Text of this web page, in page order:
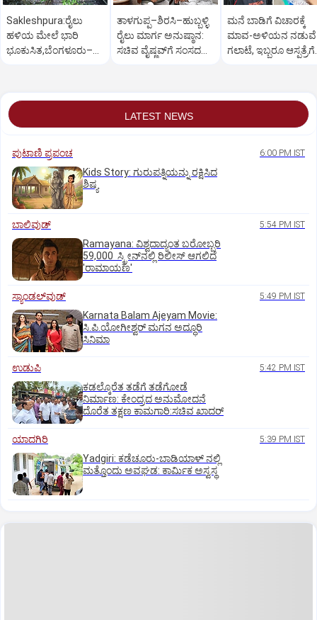
Sakleshpura:ರೈಲು
ಹಳಿಯ ಮೇಲೆ ಭಾರಿ
ಭೂಕುಸಿತ,ಬೆಂಗಳೂರು–
ತಾಳಗುಪ್ಪ–ಶಿರಸಿ–ಹುಬ್ಬಳ್ಳಿ
ರೈಲು ಮಾರ್ಗ ಅನುಷ್ಠಾನ:
ಸಚಿವ ವೈಷ್ಣವ್‌ಗೆ ಸಂಸದ
ಮನೆ ಬಾಡಿಗೆ ವಿಚಾರಕ್ಕೆ
ಮಾವ-ಅಳಿಯನ ನಡುವೆ
ಗಲಾಟೆ, ಇಬ್ಬರೂ ಆಸ್ಪತ್ರೆಗೆ
LATEST NEWS
ಪುಟಾಣಿ ಪ್ರಪಂಚ 6:00 PM IST
Kids Story: ಗುರುಪತ್ನಿಯನ್ನು ರಕ್ಷಿಸಿದ
ಶಿಷ್ಯ
ಬಾಲಿವುಡ್‌ 5:54 PM IST
Ramayana: ವಿಶ್ವದಾದ್ಯಂತ ಬರೋಬ್ಬರಿ
59,000 ಸ್ಕ್ರೀನ್‌ನಲ್ಲಿ ರಿಲೀಸ್‌ ಆಗಲಿದೆ
'ರಾಮಾಯಣ'
ಸ್ಯಾಂಡಲ್‌ವುಡ್‌ 5:49 PM IST
Karnata Balam Ajeyam Movie:
ಸಿ.ಪಿ.ಯೋಗೀಶ್ವರ್‌ ಮಗನ ಅದ್ಧೂರಿ
ಸಿನಿಮಾ
ಉಡುಪಿ 5:42 PM IST
ಕಡಲ್ಕೊರೆತ ತಡೆಗೆ ತಡೆಗೋಡೆ
ನಿರ್ಮಾಣ: ಕೇಂದ್ರದ ಅನುಮೋದನೆ
ದೊರೆತ ತಕ್ಷಣ ಕಾಮಗಾರಿ:ಸಚಿವ ಖಾದರ್
ಯಾದಗಿರಿ 5:39 PM IST
Yadgiri: ಕಡೆಚೂರು-ಬಾಡಿಯಾಳ್ ನಲ್ಲಿ
ಮತ್ತೊಂದು ಅವಘಡ: ಕಾರ್ಮಿಕ ಅಸ್ವಸ್ಥ